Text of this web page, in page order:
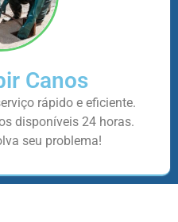
Canos
rápido e eficiente.
disponíveis 24 horas.
seu problema!